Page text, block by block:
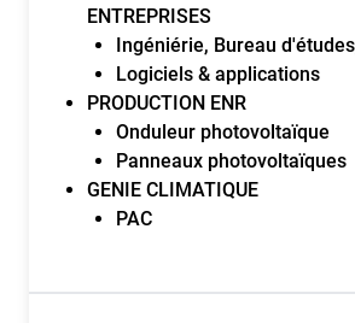
ENTREPRISES
Ingéniérie, Bureau
Logiciels & applications
PRODUCTION ENR
Onduleur photovoltaïque
Panneaux photovoltaïques
GENIE CLIMATIQUE
PAC